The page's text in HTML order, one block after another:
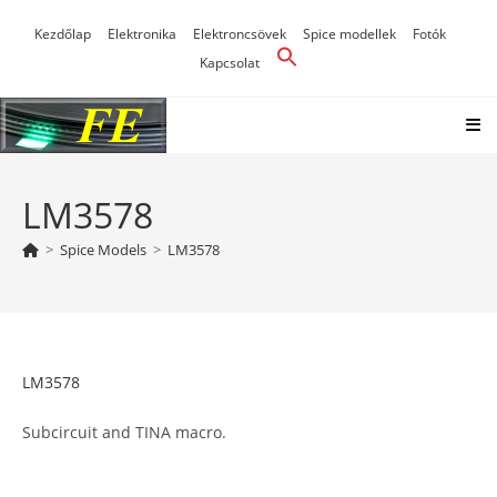
Kezdőlap Elektronika Elektroncsövek Spice modellek
Fotók
Kapcsolat
LM3578
> Spice Models > LM3578
LM3578
Subcircuit and TINA macro.